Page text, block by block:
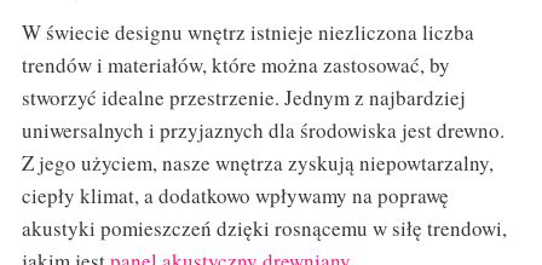
W świecie designu wnętrz istnieje niezliczona liczba
trendów i materiałów, które można zastosować, by
stworzyć idealne przestrzenie. Jednym z najbardziej
uniwersalnych i przyjaznych dla środowiska jest drewno.
Z jego użyciem, nasze wnętrza zyskują niepowtarzalny,
ciepły klimat, a dodatkowo wpływamy na poprawę
akustyki pomieszczeń dzięki rosnącemu w siłę trendowi,